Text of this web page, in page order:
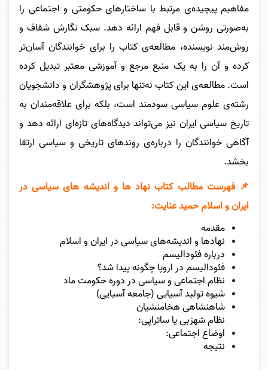
مفاهیم پیچیده‌ی مرتبط با ساختارهای حکومتی و اجتماعی را
به‌صورتی روشن و قابل فهم ارائه دهد. سبک نگارش شفاف و
روش‌مند نویسنده، مطالعه‌ی کتاب را برای خوانندگان آسان‌تر
کرده و آن را به یک منبع مرجع و آموزشی معتبر تبدیل کرده
است. مطالعه‌ی این کتاب نه‌تنها برای پژوهشگران و دانشجویان
رشته‌ی علوم سیاسی سودمند است، بلکه برای علاقه‌مندان به
تاریخ سیاسی ایران نیز می‌تواند دیدگاه‌های تازه‌ای ارائه دهد و
آگاهی خوانندگان را درباره‌ی روندهای تاریخی و سیاسی ارتقا
بخشد.
📌 فهرست مطالب کتاب نهاد ها و اندیشه های سیاسی در
ایران و اسلام حمید عنایت:
مقدمه
نهادها و اندیشه‌هاى سیاسى در ایران و اسلام
درباره فئودالیسم
فئودالیسم در اروپا چگونه پیدا شد؟
نظام اجتماعى و سیاسى در دوره حکومت ماد
شیوه تولید آسیایى (جامعه آسیایى)
شاهنشاهى هخامنشیان
نظام شهرَبى یا ساتراپى:
اوضاع اجتماعى:
نتیجه